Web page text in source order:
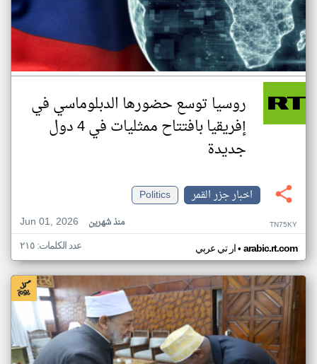
روسيا توسع حضورها الدبلوماسي في
إفريقيا بافتتاح ممثليات في 4 دول
جديدة
اخبار جزر القمر
Politics
Jun 01, 2026
منذ شهرين TN75KY
ار تي عربي• arabic.rt.com عدد الكلمات: ٢١٥